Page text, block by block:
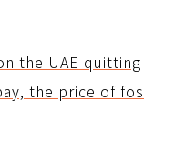
the UAE quitting
the price of fos